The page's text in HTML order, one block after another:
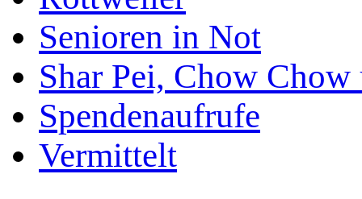
Senioren in Not
Shar Pei, Chow
Spendenaufrufe
Vermittelt